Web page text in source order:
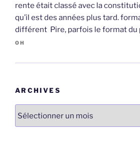
rente était classé avec la
qu’il est des années plus tard.
différent Pire, parfois le format du
OH
ARCHIVES